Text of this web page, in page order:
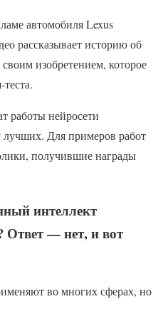
автомобиля Lexus
рассказывает историю об
изобретением, которое
работы нейросети
лучших. Для примеров работ
получившие награды
интеллект
Ответ — нет, и вот
во многих сферах, но